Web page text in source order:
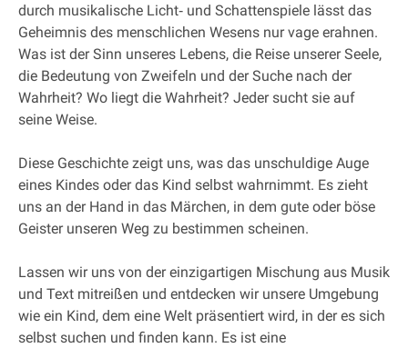
durch musikalische Licht‐ und Schattenspiele lässt das
Geheimnis des menschlichen Wesens nur vage erahnen.
Was ist der Sinn unseres Lebens, die Reise unserer Seele,
die Bedeutung von Zweifeln und der Suche nach der
Wahrheit? Wo liegt die Wahrheit? Jeder sucht sie auf
seine Weise.
Diese Geschichte zeigt uns, was das unschuldige Auge
eines Kindes oder das Kind selbst wahrnimmt. Es zieht
uns an der Hand in das Märchen, in dem gute oder böse
Geister unseren Weg zu bestimmen scheinen.
Lassen wir uns von der einzigartigen Mischung aus Musik
und Text mitreißen und entdecken wir unsere Umgebung
wie ein Kind, dem eine Welt präsentiert wird, in der es sich
selbst suchen und finden kann. Es ist eine